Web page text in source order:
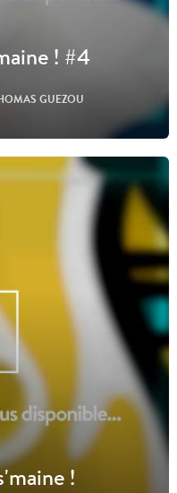
! #4
GUEZOU
!